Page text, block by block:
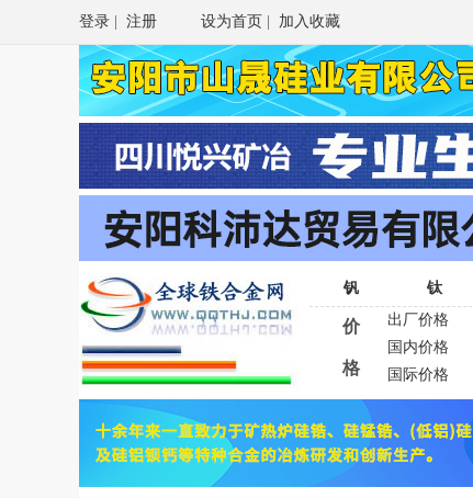
登录 注册 设为首页 加入收藏
钒 钛
价
格
出厂价格
国内价格
国际价格